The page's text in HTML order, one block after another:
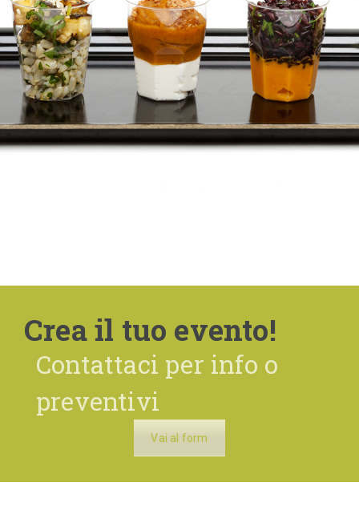
Crea il tuo evento!
Contattaci per info o
preventivi
Vai al form